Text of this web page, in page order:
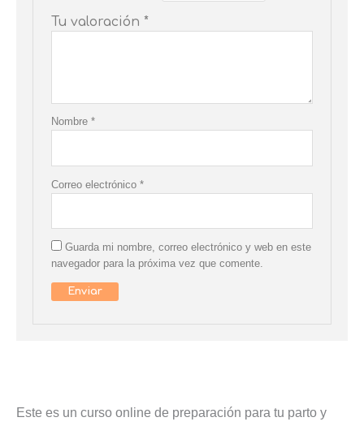
Tu valoración *
Nombre *
Correo electrónico *
Guarda mi nombre, correo electrónico y web en este
navegador para la próxima vez que comente.
Este es un curso online de preparación para tu parto y